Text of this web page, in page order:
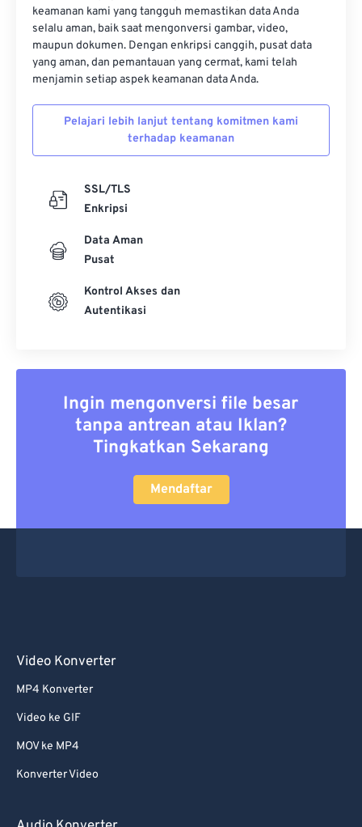
keamanan kami yang tangguh memastikan data Anda
selalu aman, baik saat mengonversi gambar, video,
maupun dokumen. Dengan enkripsi canggih, pusat data
yang aman, dan pemantauan yang cermat, kami telah
menjamin setiap aspek keamanan data Anda.
Pelajari lebih lanjut tentang komitmen kami
terhadap keamanan
SSL/TLS
Enkripsi
Data Aman
Pusat
Kontrol Akses dan
Autentikasi
Ingin mengonversi file besar
tanpa antrean atau Iklan?
Tingkatkan Sekarang
Mendaftar
Video Konverter
MP4 Konverter
Video ke GIF
MOV ke MP4
Konverter Video